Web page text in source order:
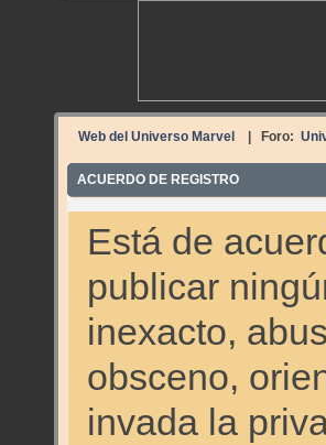
Web del Universo Marvel | Foro:
ACUERDO DE REGISTRO
Está de
publicar
inexacto,
obsceno,
invada la